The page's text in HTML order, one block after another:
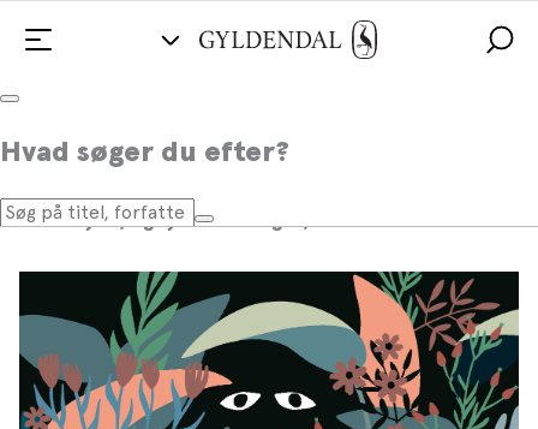
Hvad søger du efter?
Hvad skammer du dig over?
Skam er langtfra det første, der falder os ind som en
mulig årsag til vores besværligheder i livet. Skam er
ofte skjult, og sjældent noget, vi taler om.